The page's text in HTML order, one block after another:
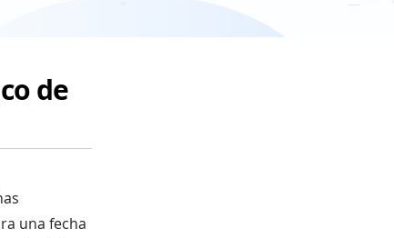
de
una fecha